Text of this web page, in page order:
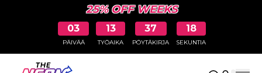
25% OFF WEEKS
03
PÄIVÄÄ
13
TYÖAIKA
37
PÖYTÄKIRJA
18
SEKUNTIA